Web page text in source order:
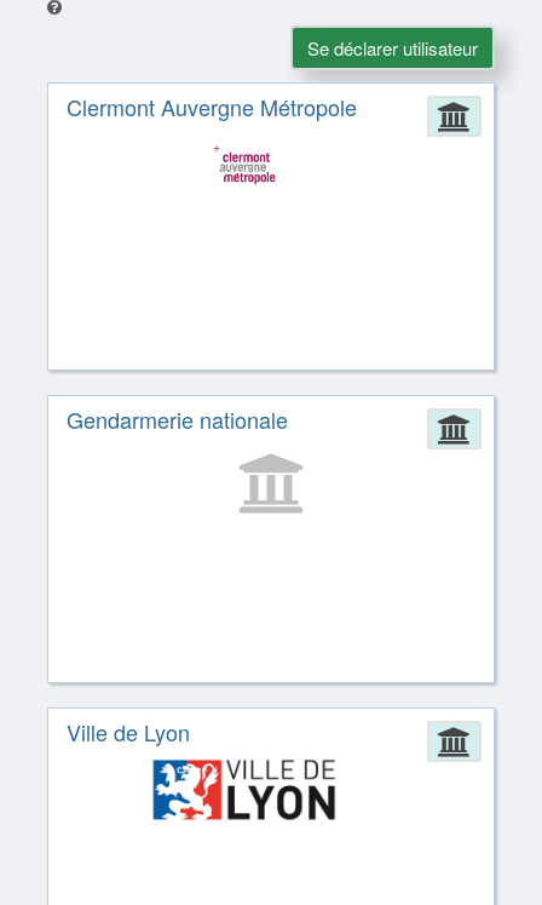
Se déclarer utilisateur
Clermont Auvergne Métropole
Gendarmerie nationale
Ville de Lyon